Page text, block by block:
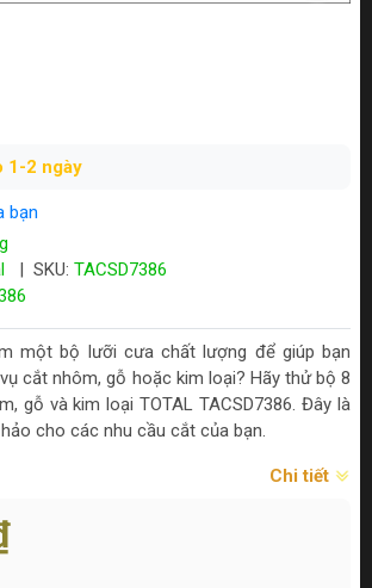
1-2 ngày
bạn
SKU: TACSD7386
một bộ lưỡi cưa chất lượng để giúp bạn
cắt nhôm, gỗ hoặc kim loại? Hãy thử bộ 8
gỗ và kim loại TOTAL TACSD7386. Đây là
cho các nhu cầu cắt của bạn.
Chi tiết